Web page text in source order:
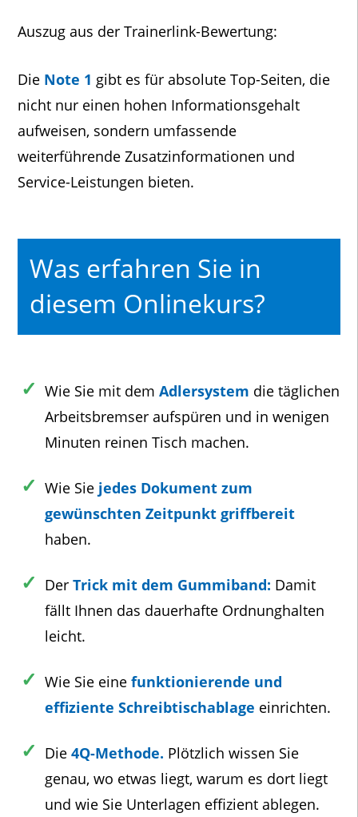
Auszug aus der Trainerlink-Bewertung:
Die Note 1 gibt es für absolute Top-Seiten, die
nicht nur einen hohen Informationsgehalt
aufweisen, sondern umfassende
weiterführende Zusatzinformationen und
Service-Leistungen bieten.
Was erfahren Sie in
diesem Onlinekurs?
Wie Sie mit dem Adlersystem die täglichen
Arbeitsbremser aufspüren und in wenigen
Minuten reinen Tisch machen.
Wie Sie jedes Dokument zum
gewünschten Zeitpunkt griffbereit
haben.
Der Trick mit dem Gummiband: Damit
fällt Ihnen das dauerhafte Ordnunghalten
leicht.
Wie Sie einefunktionierende und
effiziente Schreibtischablage einrichten.
Die4Q-Methode. Plötzlich wissen Sie
genau, wo etwas liegt, warum es dort liegt
und wie Sie Unterlagen effizient ablegen.